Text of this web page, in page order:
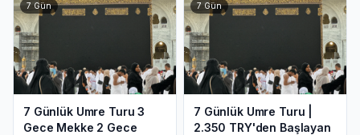
7Gün
7 Günlük Umre Turu 3
Gece Mekke 2 Gece
7Gün
7 Günlük Umre Turu |
2.350 TRY'den Başlayan